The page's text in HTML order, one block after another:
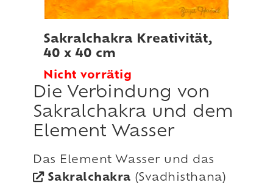
Sakralchakra Kreativität,
40 x 40 cm
Nicht vorrätig
Die Verbindung von
Sakralchakra und dem
Element Wasser
Das Element Wasser und das
Sakralchakra (Svadhisthana)